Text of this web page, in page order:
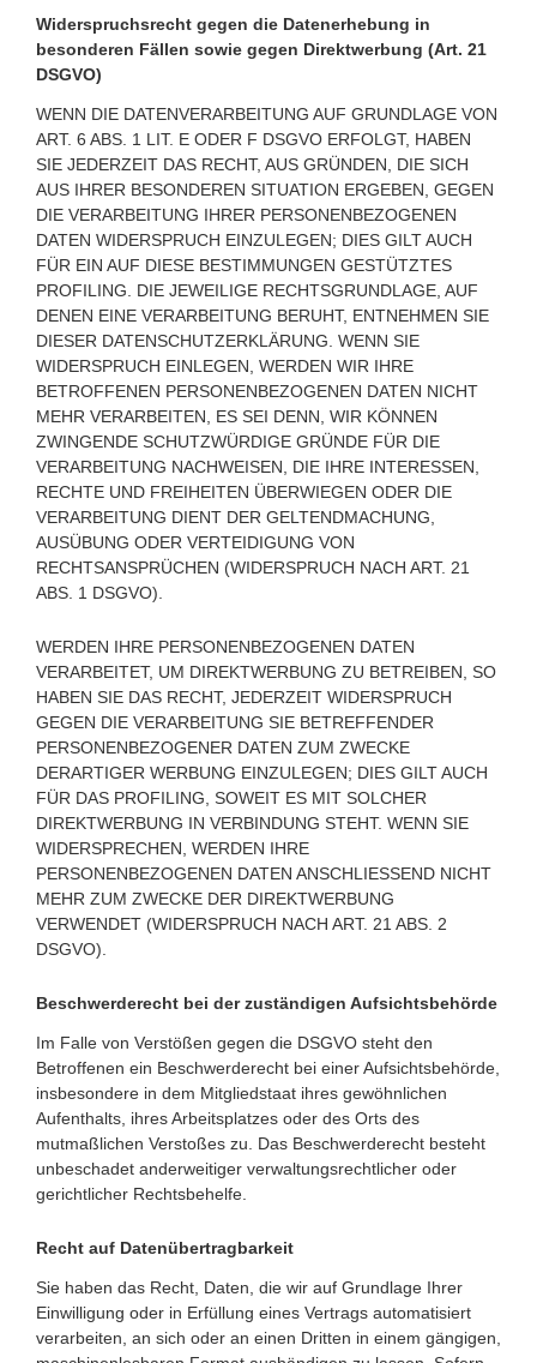
Widerspruchsrecht gegen die Datenerhebung in
besonderen Fällen sowie gegen Direktwerbung (Art. 21
DSGVO)
WENN DIE DATENVERARBEITUNG AUF GRUNDLAGE VON
ART. 6 ABS. 1 LIT. E ODER F DSGVO ERFOLGT, HABEN
SIE JEDERZEIT DAS RECHT, AUS GRÜNDEN, DIE SICH
AUS IHRER BESONDEREN SITUATION ERGEBEN, GEGEN
DIE VERARBEITUNG IHRER PERSONENBEZOGENEN
DATEN WIDERSPRUCH EINZULEGEN; DIES GILT AUCH
FÜR EIN AUF DIESE BESTIMMUNGEN GESTÜTZTES
PROFILING. DIE JEWEILIGE RECHTSGRUNDLAGE, AUF
DENEN EINE VERARBEITUNG BERUHT, ENTNEHMEN SIE
DIESER DATENSCHUTZERKLÄRUNG. WENN SIE
WIDERSPRUCH EINLEGEN, WERDEN WIR IHRE
BETROFFENEN PERSONENBEZOGENEN DATEN NICHT
MEHR VERARBEITEN, ES SEI DENN, WIR KÖNNEN
ZWINGENDE SCHUTZWÜRDIGE GRÜNDE FÜR DIE
VERARBEITUNG NACHWEISEN, DIE IHRE INTERESSEN,
RECHTE UND FREIHEITEN ÜBERWIEGEN ODER DIE
VERARBEITUNG DIENT DER GELTENDMACHUNG,
AUSÜBUNG ODER VERTEIDIGUNG VON
RECHTSANSPRÜCHEN (WIDERSPRUCH NACH ART. 21
ABS. 1 DSGVO).
WERDEN IHRE PERSONENBEZOGENEN DATEN
VERARBEITET, UM DIREKTWERBUNG ZU BETREIBEN, SO
HABEN SIE DAS RECHT, JEDERZEIT WIDERSPRUCH
GEGEN DIE VERARBEITUNG SIE BETREFFENDER
PERSONENBEZOGENER DATEN ZUM ZWECKE
DERARTIGER WERBUNG EINZULEGEN; DIES GILT AUCH
FÜR DAS PROFILING, SOWEIT ES MIT SOLCHER
DIREKTWERBUNG IN VERBINDUNG STEHT. WENN SIE
WIDERSPRECHEN, WERDEN IHRE
PERSONENBEZOGENEN DATEN ANSCHLIESSEND NICHT
MEHR ZUM ZWECKE DER DIREKTWERBUNG
VERWENDET (WIDERSPRUCH NACH ART. 21 ABS. 2
DSGVO).
Beschwerde­recht bei der zuständigen Aufsichts­behörde
Im Falle von Verstößen gegen die DSGVO steht den
Betroffenen ein Beschwerderecht bei einer Aufsichtsbehörde,
insbesondere in dem Mitgliedstaat ihres gewöhnlichen
Aufenthalts, ihres Arbeitsplatzes oder des Orts des
mutmaßlichen Verstoßes zu. Das Beschwerderecht besteht
unbeschadet anderweitiger verwaltungsrechtlicher oder
gerichtlicher Rechtsbehelfe.
Recht auf Daten­übertrag­barkeit
Sie haben das Recht, Daten, die wir auf Grundlage Ihrer
Einwilligung oder in Erfüllung eines Vertrags automatisiert
verarbeiten, an sich oder an einen Dritten in einem gängigen,